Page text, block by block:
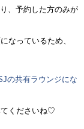
、予約した方のみが
なっているため、
の共有ラウンジにな
てくださいね♡